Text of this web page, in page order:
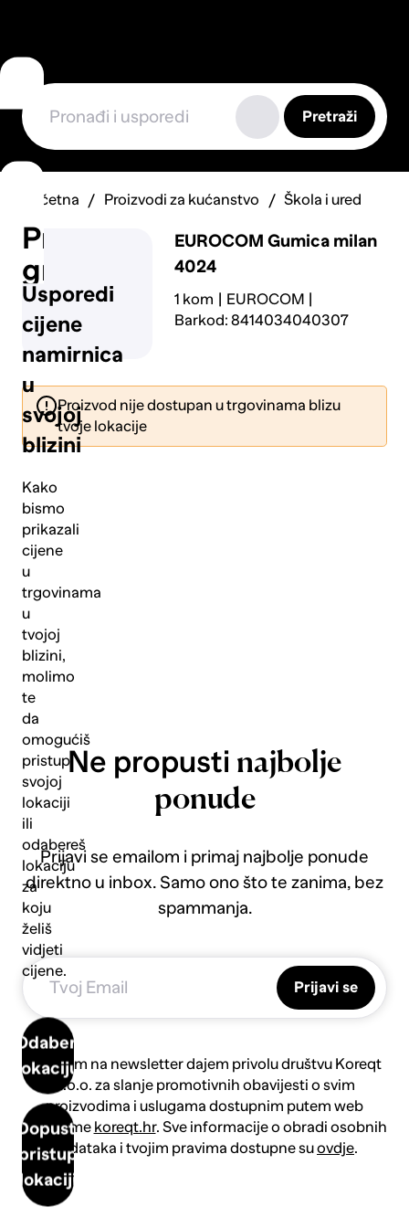
Usporedi
cijene
namirnica
u
svojoj
blizini
Kako
bismo
prikazali
cijene
u
trgovinama
u
tvojoj
blizini,
molimo
te
da
omogućiš
pristup
svojoj
lokaciji
ili
odabereš
lokaciju
za
koju
želiš
vidjeti
cijene.
Odaberi
lokaciju
Dopusti
pristup
lokaciji
Prijavi
grešku
Pošalji
Pretraži
Početna Proizvodi za kućanstvo Škola i ured
EUROCOMGumica milan
4024
1 kom
EUROCOM
Barkod: 8414034040307
Proizvod nije dostupan u trgovinama blizu
tvoje lokacije
Ne propusti najbolje
ponude
Prijavi se emailom i primaj najbolje ponude
direktno u inbox. Samo ono što te zanima, bez
spammanja.
Prijavi se
Prijavom na newsletter dajem privolu društvu Koreqt
d.o.o. za slanje promotivnih obavijesti o svim
proizvodima i uslugama dostupnim putem web
platforme koreqt.hr. Sve informacije o obradi osobnih
podataka i tvojim pravima dostupne suovdje.